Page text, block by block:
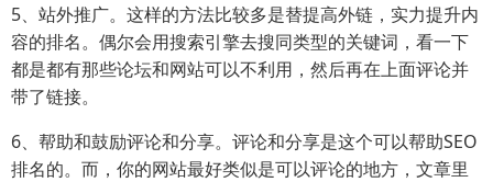
5、站外推广。这样的方法比较多是替提高外链，实力提升内
容的排名。偶尔会用搜索引擎去搜同类型的关键词，看一下
都是都有那些论坛和网站可以不利用，然后再在上面评论并
带了链接。
6、帮助和鼓励评论和分享。评论和分享是这个可以帮助SEO
排名的。而，你的网站最好类似是可以评论的地方，文章里